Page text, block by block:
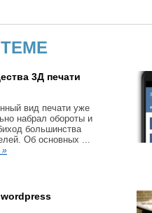
3Д печати
вид печати уже
набрал обороты и
большинства
Об основных ...
»